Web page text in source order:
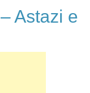
Astazi e